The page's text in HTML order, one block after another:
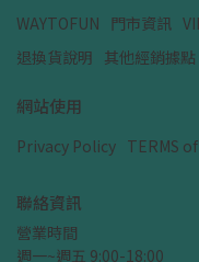
WAYTOFUN 門市資訊
退換貨說明 其他經銷據點
網站使用
Privacy Policy TERMS
聯絡資訊
營業時間
週一~週五 9:00-18:00